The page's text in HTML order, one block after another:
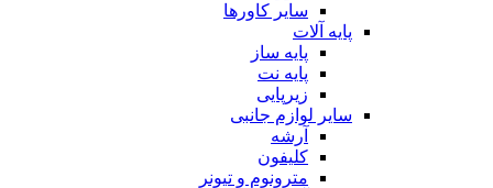
سایر کاورها
پایه آلات
پایه ساز
پایه نت
زیرپایی
سایر لوازم جانبی
آرشه
کلیفون
مترونوم و تیونر